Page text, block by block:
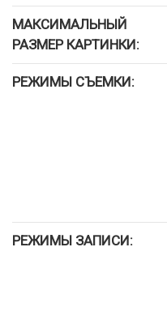
МАКСИМАЛЬНЫЙ
РАЗМЕР КАРТИНКИ:
РЕЖИМЫ СЪЕМКИ:
РЕЖИМЫ ЗАПИСИ: